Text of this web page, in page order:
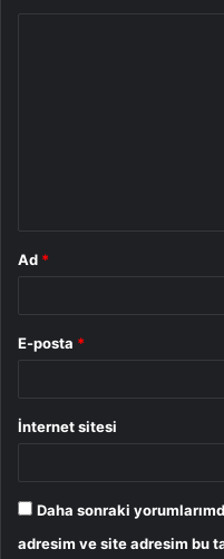
Ad *
E-posta *
İnternet sitesi
Daha sonraki
adresim ve site adresim bu